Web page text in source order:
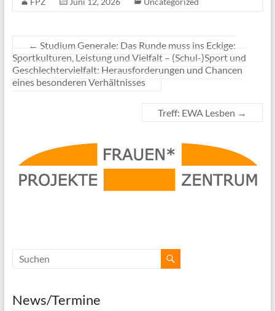
← Studium Generale: Das Runde muss ins Eckige:
Sportkulturen, Leistung und Vielfalt – (Schul-)Sport und
Geschlechtervielfalt: Herausforderungen und Chancen
eines besonderen Verhältnisses
Treff: EWA Lesben →
News/Termine